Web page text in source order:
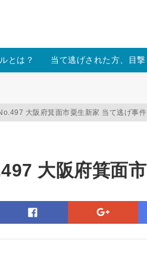
array key "amp" in
とは？ 当て逃げされた方、目
逃げファイル
大阪府箕面市粟生新家 当て逃げ事件
大阪府箕面